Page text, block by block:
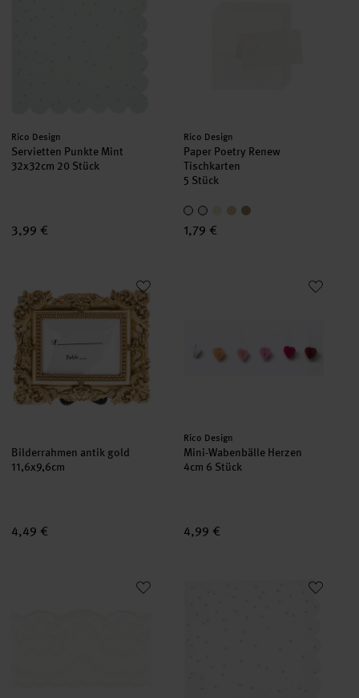
Hersteller:
Rico Design
Servietten Punkte Mint
32x32cm 20 Stück
3,99 €
Hersteller:
Rico Design
Paper Poetry Renew
Tischkarten
5 Stück
1,79 €
Bilderrahmen antik gold 11,6x9,6cm
Bilderrahmen antik gold
11,6x9,6cm
4,49 €
Mini-Wabenbälle Herzen 4cm 6
Hersteller:
Rico Design
Mini-Wabenbälle Herzen
4cm 6 Stück
4,99 €
Paper Poetry Spitzenband Blümchen Off-WhiteServietten Punkte Weiß/Gold